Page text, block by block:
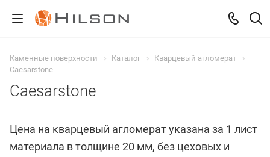
Каменные поверхности Каталог
Кварцевый агломерат
Caesarstone
Caesarstone
Цена на кварцевый агломерат указана за 1 лист
материала в толщине 20 мм, без цеховых и